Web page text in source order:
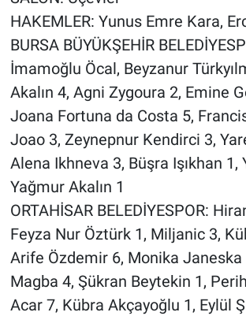
HAKEMLER: Yunus Emre Kara,
BURSA BÜYÜKŞEHİR
İmamoğlu Öcal, Beyzanur
Akalın 4, Agni Zygoura 2, Emine
Joana Fortuna da Costa 5,
Joao 3, Zeynepnur Kendirci 3,
Alena Ikhneva 3, Büşra Işıkhan 1,
Yağmur Akalın 1
ORTAHİSAR BELEDİYESPOR:
Feyza Nur Öztürk 1, Miljanic 3,
Arife Özdemir 6, Monika Janeska
Magba 4, Şükran Beytekin 1,
Acar 7, Kübra Akçayoğlu 1, Eylül